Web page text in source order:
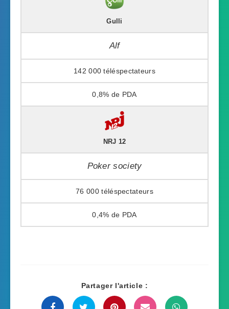
Gulli
Alf
142 000
0,8%
NRJ 12
Poker society
76 000
0,4%
Partager l'article :